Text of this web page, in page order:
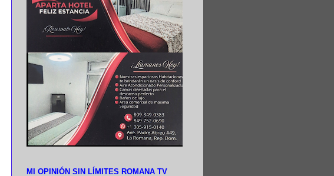
MI OPINIÓN SIN LÍMITES ROMANA TV